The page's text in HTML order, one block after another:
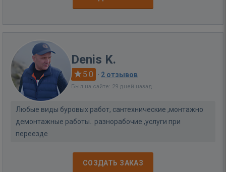
Denis K.
5.0 · 2 отзывов
Был на сайте: 29 дней назад
Любые виды буровых работ, сантехнические ,монтажно
демонтажные работы.. разнорабочие ,услуги при
переезде
СОЗДАТЬ ЗАКАЗ